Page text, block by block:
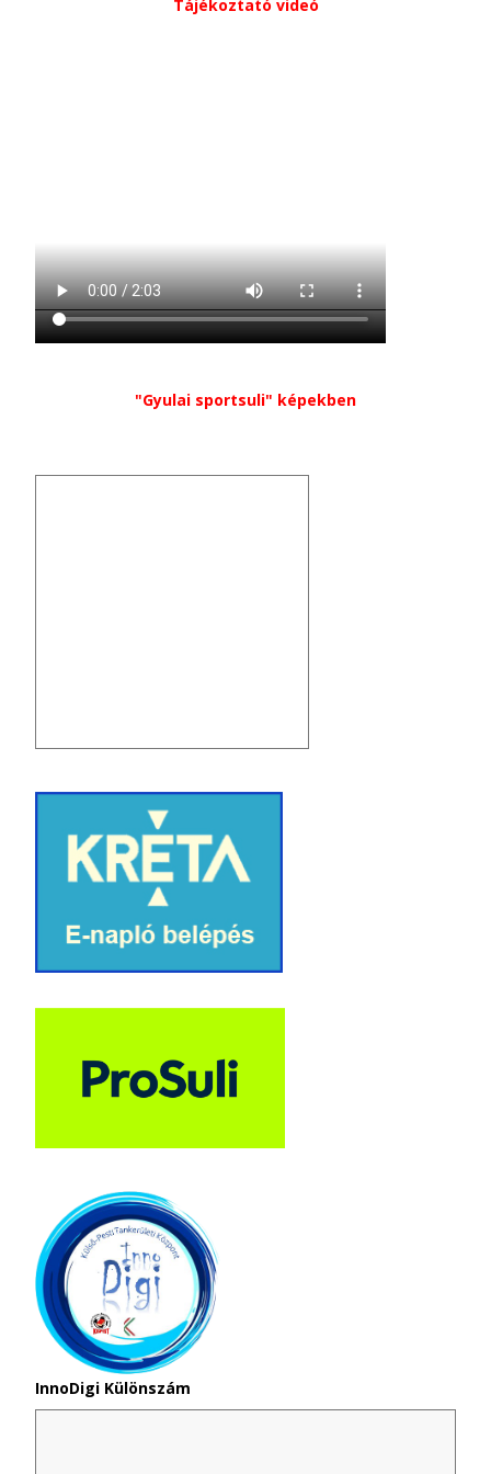
Tájékoztató videó
"Gyulai sportsuli" képekben
InnoDigi Különszám